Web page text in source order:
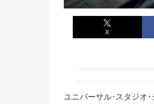
X
ユニバーサル･スタジオ